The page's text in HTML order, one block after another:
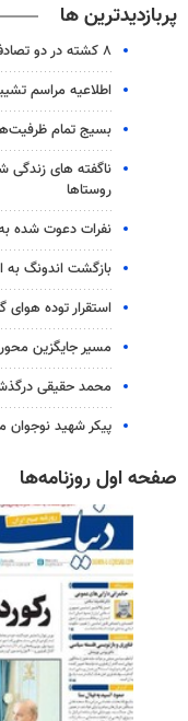
پربازدیدترین ها
۸ کشته در دو تصادف شب گذشته
اطلاعیه مراسم
بسیج تمام ظرفیت‌ها
ناگفته های
روستاها
نفرات دعوت شده
بازگشت اندونگ به
استقرار توده هوای
مسیر جایگزین
محمد حقیقی
پیکر شهید نوجوان
صفحه اول روزنامه‌ها